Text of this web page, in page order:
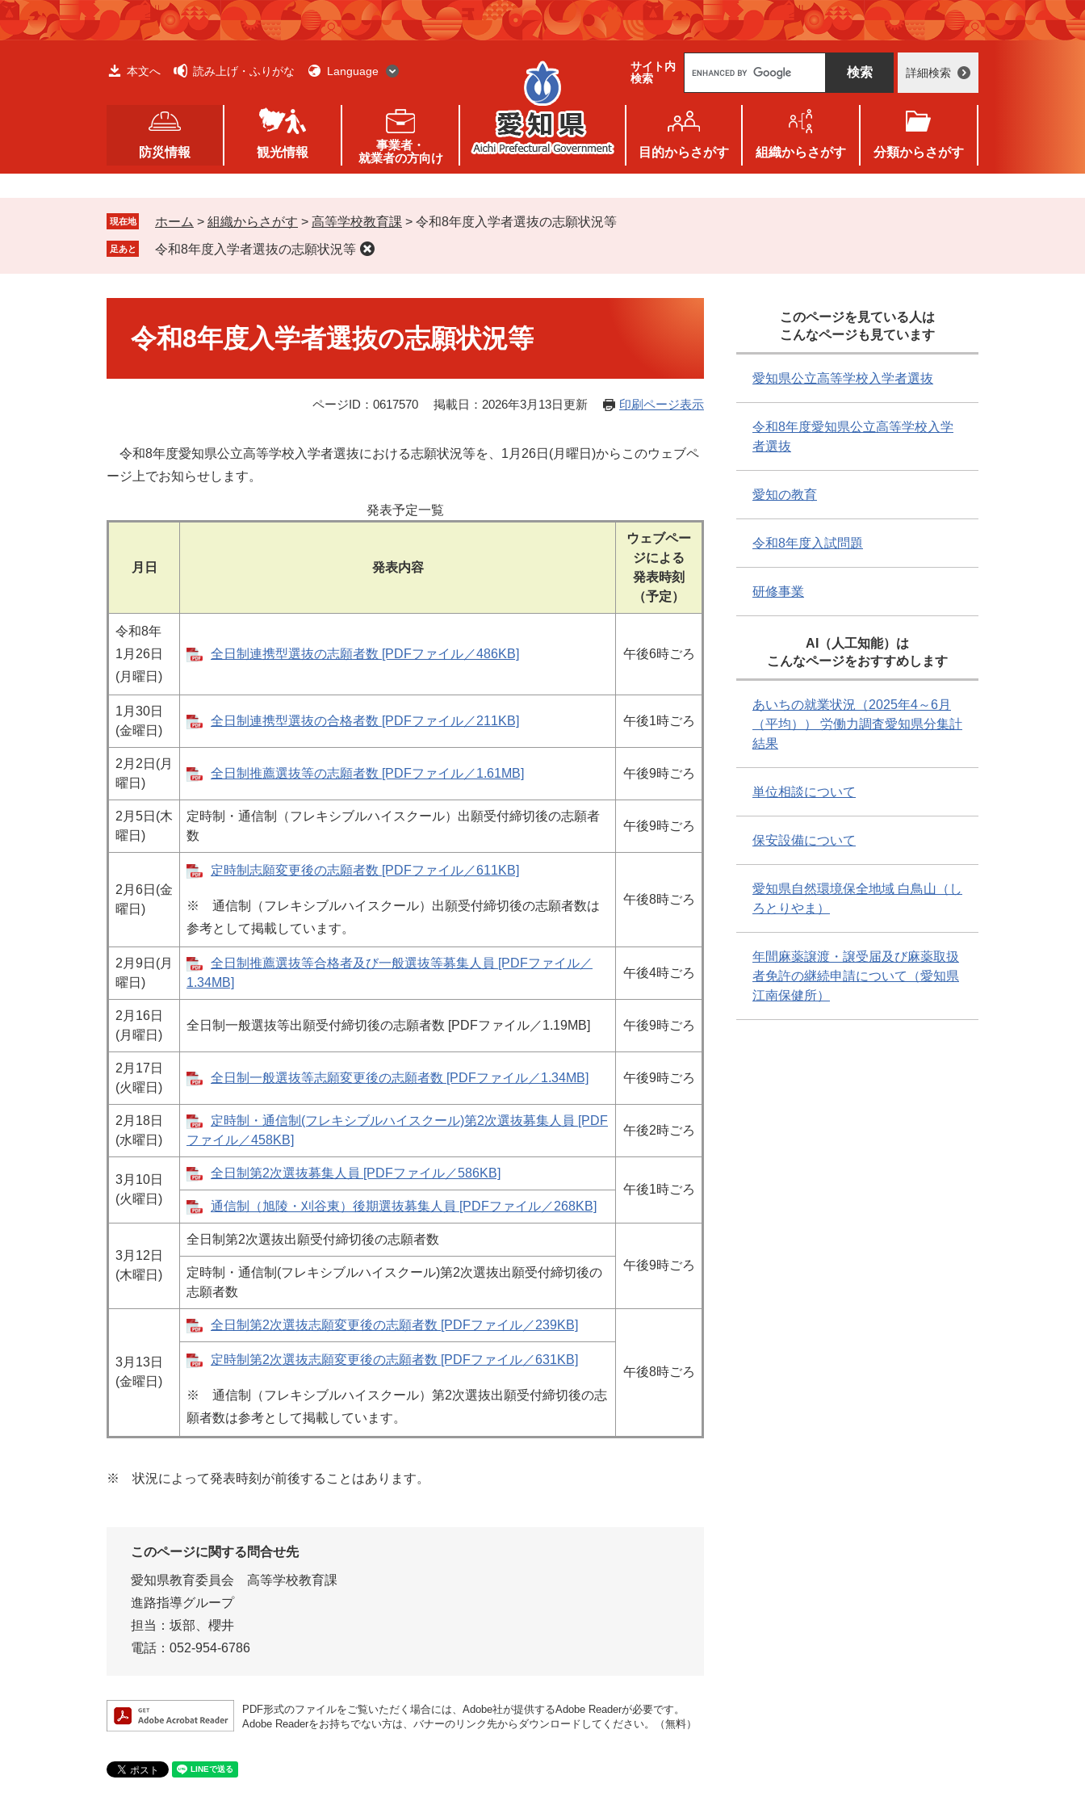
ペ
ー
メ
ニ
本文へ 読み上げ・ふりがな Language
サイト内
検索
g
e
カ
タ
ム
検
詳細検索
防災情報 観光情報
事業者・
就業者の方向け
目的からさがす 組織からさがす 分類からさがす
現在地 ホーム > 組織からさがす > 高等学校教育課 > 令和8年度入学者選抜の志願状況等
足あと 令和8年度入学者選抜の志願状況等
令和8年度入学者選抜の志願状況等
ページID：0617570 掲載日：2026年3月13日更新 印刷ページ表示
令和8年度愛知県公立高等学校入学者選抜における志願状況等を、1月26日(月曜日)からこのウェブペ
ージ上でお知らせします。
発表予定一覧
月日 発表内容
ウェブペー
ジによる
発表時刻
（予定）
令和8年
1月26日
(月曜日)
全日制連携型選抜の志願者数 [PDFファイル／486KB] 午後6時ごろ
1月30日
(金曜日)
全日制連携型選抜の合格者数 [PDFファイル／211KB] 午後1時ごろ
2月2日(月
曜日)
全日制推薦選抜等の志願者数 [PDFファイル／1.61MB] 午後9時ごろ
2月5日(木
曜日)
定時制・通信制（フレキシブルハイスクール）出願受付締切後の志願者
数
午後9時ごろ
2月6日(金
曜日)
定時制志願変更後の志願者数 [PDFファイル／611KB]
※ 通信制（フレキシブルハイスクール）出願受付締切後の志願者数は
参考として掲載しています。
午後8時ごろ
2月9日(月
曜日)
全日制推薦選抜等合格者及び一般選抜等募集人員 [PDFファイル／
1.34MB]
午後4時ごろ
2月16日
(月曜日)
全日制一般選抜等出願受付締切後の志願者数 [PDFファイル／1.19MB] 午後9時ごろ
2月17日
(火曜日)
全日制一般選抜等志願変更後の志願者数 [PDFファイル／1.34MB] 午後9時ごろ
2月18日
(水曜日)
定時制・通信制(フレキシブルハイスクール)第2次選抜募集人員 [PDF
ファイル／458KB]
午後2時ごろ
3月10日
(火曜日)
全日制第2次選抜募集人員 [PDFファイル／586KB]
午後1時ごろ
通信制（旭陵・刈谷東）後期選抜募集人員 [PDFファイル／268KB]
3月12日
(木曜日)
全日制第2次選抜出願受付締切後の志願者数
午後9時ごろ
定時制・通信制(フレキシブルハイスクール)第2次選抜出願受付締切後の
志願者数
3月13日
(金曜日)
全日制第2次選抜志願変更後の志願者数 [PDFファイル／239KB]
午後8時ごろ
定時制第2次選抜志願変更後の志願者数 [PDFファイル／631KB]
※ 通信制（フレキシブルハイスクール）第2次選抜出願受付締切後の志
願者数は参考として掲載しています。
※ 状況によって発表時刻が前後することはあります。
このページに関する問合せ先
愛知県教育委員会 高等学校教育課
進路指導グループ
担当：坂部、櫻井
電話：052-954-6786
PDF形式のファイルをご覧いただく場合には、Adobe社が提供するAdobe Readerが必要です。
Adobe Readerをお持ちでない方は、バナーのリンク先からダウンロードしてください。（無料）
このページを見ている人は
こんなページも見ています
愛知県公立高等学校入学者選抜
令和8年度愛知県公立高等学校入学
者選抜
愛知の教育
令和8年度入試問題
研修事業
AI（人工知能）は
こんなページをおすすめします
あいちの就業状況（2025年4～6月
（平均）） 労働力調査愛知県分集計
結果
単位相談について
保安設備について
愛知県自然環境保全地域 白鳥山（し
ろとりやま）
年間麻薬譲渡・譲受届及び麻薬取扱
者免許の継続申請について（愛知県
江南保健所）